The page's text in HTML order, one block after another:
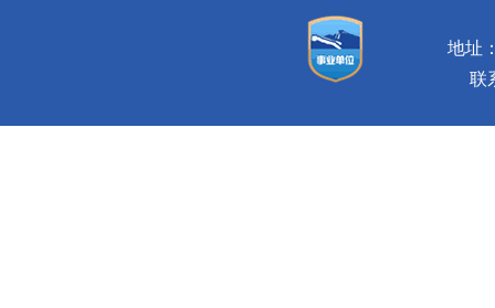
地址
联